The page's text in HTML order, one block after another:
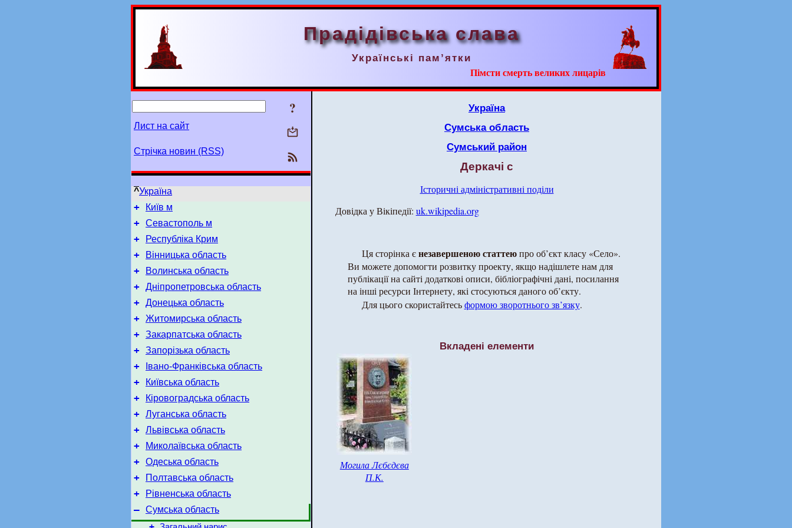
Прадідівська слава
Українські пам’ятки
Пімсти смерть великих лицарів
?
Лист на сайт
Стрічка новин (RSS)
^Україна
+ Київ м
+ Севастополь м
+ Республіка Крим
+ Вінницька область
+ Волинська область
+ Дніпропетровська область
+ Донецька область
+ Житомирська область
+ Закарпатська область
+ Запорізька область
+ Івано-Франківська область
+ Київська область
+ Кіровоградська область
+ Луганська область
+ Львівська область
+ Миколаївська область
+ Одеська область
+ Полтавська область
+ Рівненська область
– Сумська область
Україна
Сумська область
Сумський район
Деркачі с
Історичні адміністративні поділи
Довідка у Вікіпедії: uk.wikipedia.org
Ця сторінка єнезавершеною статтеюпро об’єкт класу «Село».
Ви можете допомогти розвитку проекту, якщо надішлете нам для
публікації на сайті додаткові описи, бібліографічні дані, посилання
на інші ресурси Інтернету, які стосуються даного об’єкту.
Для цього скористайтесьформою зворотнього зв’язку.
Вкладені елементи
Могила Лєбєдєва
П.К.